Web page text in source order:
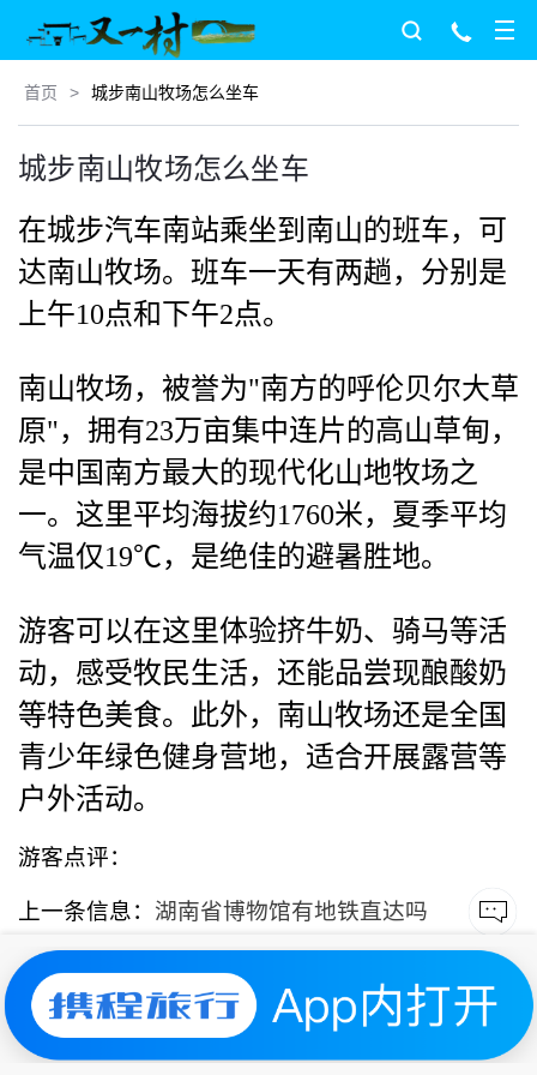
首页 > 城步南山牧场怎么坐车
城步南山牧场怎么坐车
在城步汽车南站乘坐到南山的班车，可
达南山牧场。班车一天有两趟，分别是
上午10点和下午2点。
南山牧场，被誉为"南方的呼伦贝尔大草
原"，拥有23万亩集中连片的高山草甸，
是中国南方最大的现代化山地牧场之
一。这里平均海拔约1760米，夏季平均
气温仅19℃，是绝佳的避暑胜地。
游客可以在这里体验挤牛奶、骑马等活
动，感受牧民生活，还能品尝现酿酸奶
等特色美食。此外，南山牧场还是全国
青少年绿色健身营地，适合开展露营等
户外活动。
游客点评：
上一条信息： 湖南省博物馆有地铁直达吗
又一村|苏ICP备2025157477号-1